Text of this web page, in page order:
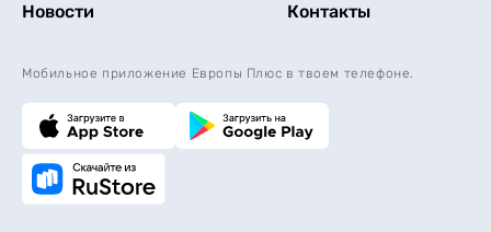
Новости Контакты
Мобильное приложение Европы Плюс в твоем телефоне.